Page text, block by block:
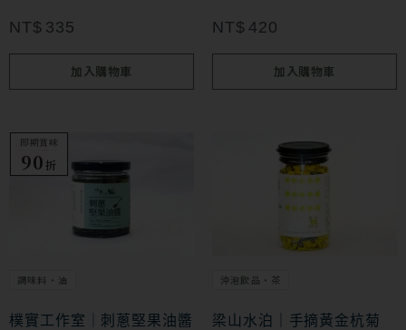
NT$ 335
加入購物車
NT$ 420
加入購物車
特價
即期賞味
90 折
調味料・油
特價
樸實工作室｜刺蔥堅果油醬
此
產
種
款
沖泡飲品・茶
梁山水泊｜手摘黃金杭菊